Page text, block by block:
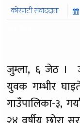
कोरपाटी संवाददाता
​जुम्ला, ६ जेठ ।
युवक गम्भीर
गाउँपालिका-३,